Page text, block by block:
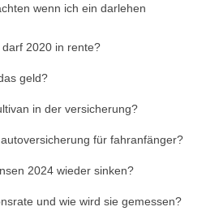
wenn ich ein darlehen
2020 in rente?
geld?
in der versicherung?
für fahranfänger?
2024 wieder sinken?
und wie wird sie gemessen?